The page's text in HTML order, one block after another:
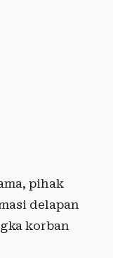
pihak
delapan
korban